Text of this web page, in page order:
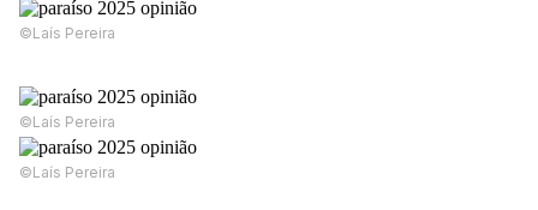
©Laís Pereira
©Laís Pereira
©Laís Pereira